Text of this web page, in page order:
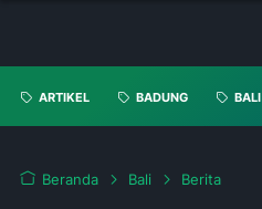
ARTIKEL BADUNG BALI
Beranda Bali Berita